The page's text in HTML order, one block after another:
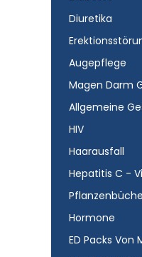
Diuretika
Augepflege
Magen Darm
Allgemeine
HIV
Haarausfall
Hepatitis C -
Hormone
ED Packs Von